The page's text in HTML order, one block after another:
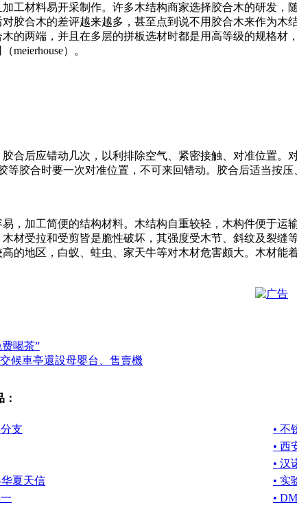
工材料易开采制作。许多木结构商家选择胶合木的研发
胶合木的差评越来越多，甚至点到说不用胶合木来作为
的两端，并且在多层的拼板选材时都是用高等级的规格材
meierhouse）。
合后应错动几次，以利排除空气、紧密接触、对准位置
等胶合时要一次对准位置，不可来回错动。胶合后适当按压
，加工简便的结构材料。木结构自重较轻，木构件便于
材受拉和受剪皆是脆性破坏，其强度受木节、斜纹及裂
的地区，白蚁、蛀虫、家天牛等对木材危害颇大。木材
喝茶”
候車亭還設母嬰台、售賣機
支
• 不
• 西
• 汉
夏天信
• 实
•